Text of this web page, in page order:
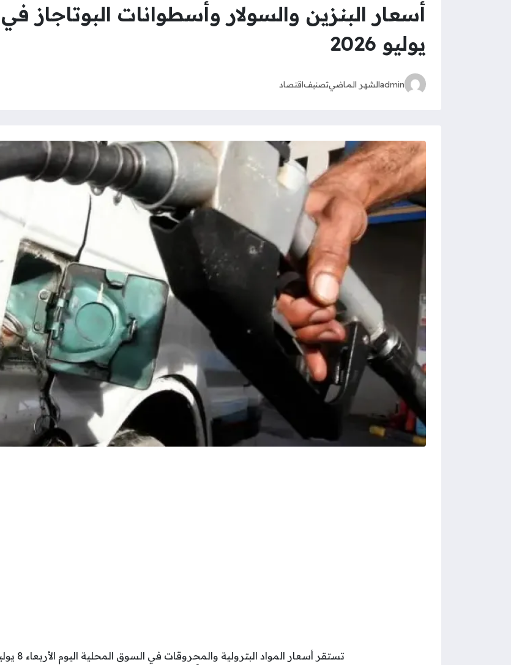
يوليو 2026
adminالشهر الماضيتصنيفاقتصاد